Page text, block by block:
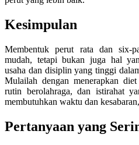
Kesimpulan
Membentuk perut rata dan six-
mudah, tetapi bukan juga hal
usaha dan disiplin yang tinggi
Mulailah dengan menerapkan
rutin berolahraga, dan istirahat
membutuhkan waktu dan
Pertanyaan yang